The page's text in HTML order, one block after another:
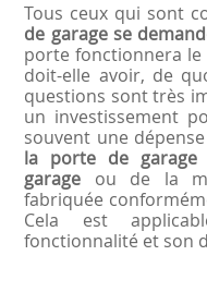
Tous ceux qui sont
de garage se
porte fonctionnera le
doit-elle avoir, de
questions sont très
un investissement
souvent une
la porte de
garage ou de la
fabriquée
Cela est
fonctionnalité et son